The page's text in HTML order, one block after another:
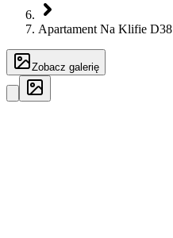
Apartament Na Klifie D38
Zobacz galerię